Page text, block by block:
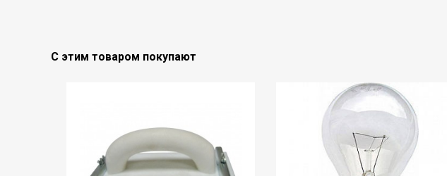
С этим товаром покупают